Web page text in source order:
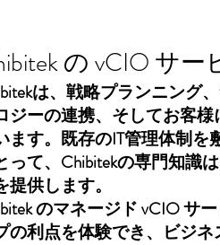
の vCIO サ
は、戦略プランニング
ジーの連携、そしてお客
ます。既存のIT管理体制
って、Chibitekの専門知識
提供します。
のマネージド vCIO サ
の利点を体験でき、ビジ